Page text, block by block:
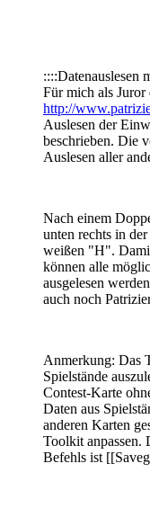
::::Datenauslesen
Für mich als Juror
http://
Auslesen der
beschrieben. Die
Auslesen aller
Nach einem
unten rechts in
weißen "H".
können alle
ausgelesen
auch noch
Anmerkung: Das
Spielstände
Contest-Karte
Daten aus
anderen Karten
Toolkit anpassen.
Befehls ist